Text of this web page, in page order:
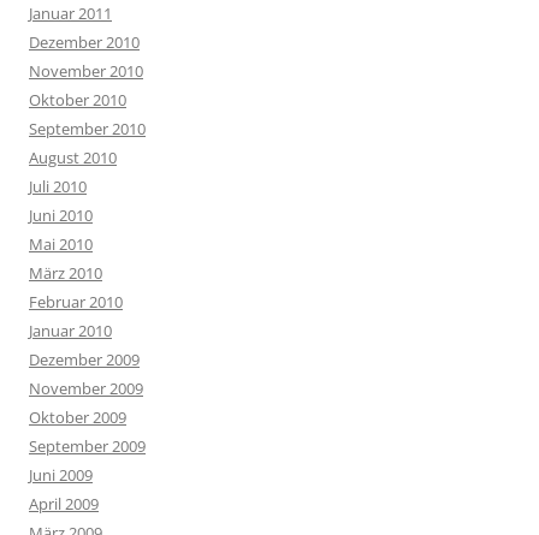
Januar 2011
Dezember 2010
November 2010
Oktober 2010
September 2010
August 2010
Juli 2010
Juni 2010
Mai 2010
März 2010
Februar 2010
Januar 2010
Dezember 2009
November 2009
Oktober 2009
September 2009
Juni 2009
April 2009